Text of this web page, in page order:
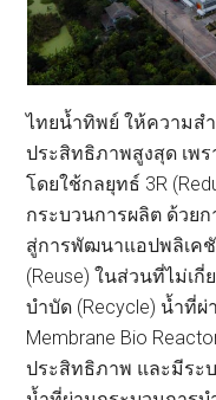
ไทยน้ำทิพย์ ให้ความส
ประสิทธิภาพสูงสุด เพ
โดยใช้กลยุทธ์ 3R
กระบวนการผลิต ด้วย
สู่การพัฒนาแอปพลิเคชั
(Reuse) ในส่วนที่ไม่เ
บำบัด (Recycle) น้ำที่
Membrane Bio
ประสิทธิภาพ และมีระบ